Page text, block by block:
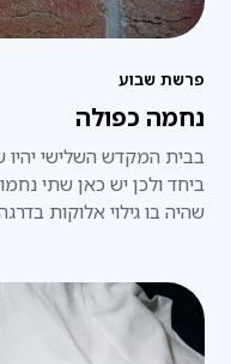
פרשת שבוע
נחמה כפולה
בבית המקדש השלישי
ביחד ולכן יש כאן שתי
שהיה בו גילוי אלוקות